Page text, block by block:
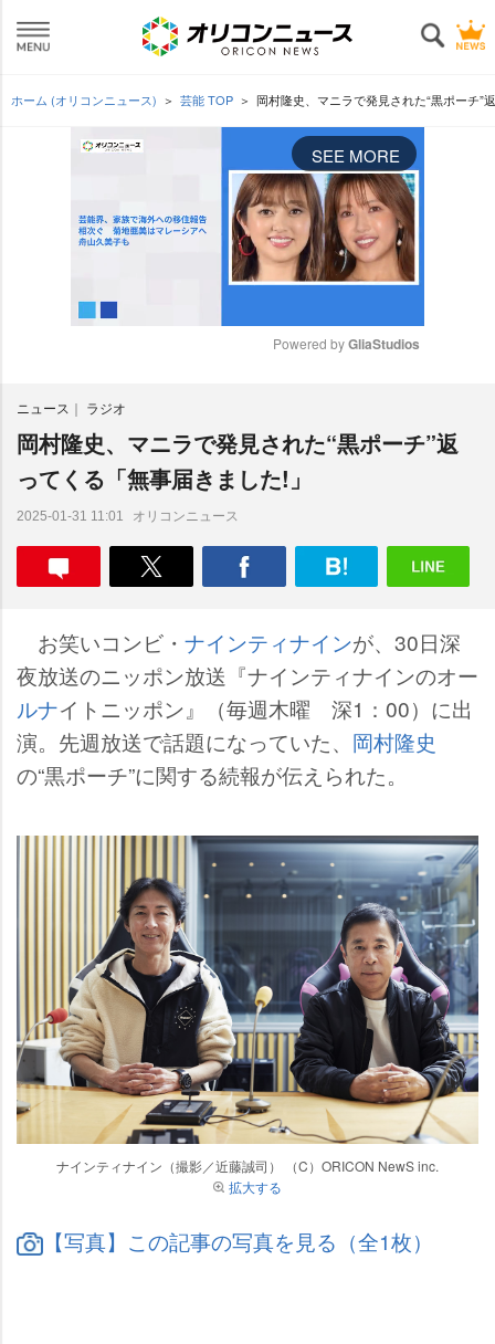
ホーム (オリコンニュース) 芸能 TOP 岡村隆史、マニラで発見された“黒ポーチ”
SEE MORE
t
e
Powered by GliaStudios
ニュース ラジオ
岡村隆史、マニラで発見された“黒ポーチ”返
ってくる「無事届きました!」
2025-01-31 11:01 オリコンニュース
お笑いコンビ・ ナインティナインが、30日深
夜放送のニッポン放送『ナインティナインのオー
ルナイトニッポン』（毎週木曜 深1：00）に出
演。先週放送で話題になっていた、 岡村隆史
の“黒ポーチ”に関する続報が伝えられた。
ナインティナイン（撮影／近藤誠司） （C）ORICON NewS inc.
拡大する
【写真】この記事の写真を見る（全1枚）